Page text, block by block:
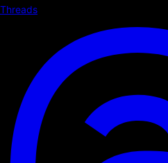
Threads